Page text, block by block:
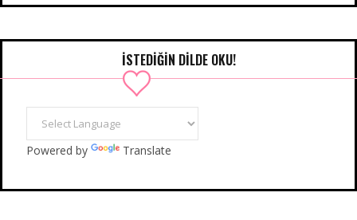
İSTEDIĞIN DILDE OKU!
Powered by Translate